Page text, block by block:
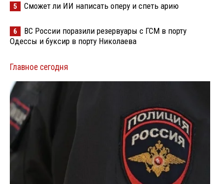
5 Сможет ли ИИ написать оперу и спеть арию
6
ВС России поразили резервуары с ГСМ в порту
Одессы и буксир в порту Николаева
Главное сегодня